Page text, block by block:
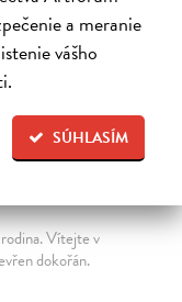
a meranie
vášho
SÚHLASÍM
Vítejte v
dokořán.